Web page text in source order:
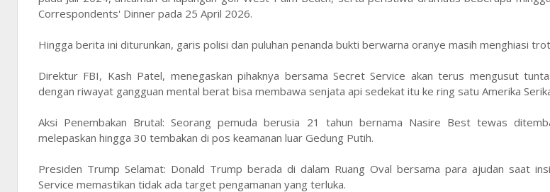
Correspondents' Dinner pada 25 April 2026.
Hingga berita ini diturunkan, garis polisi dan puluhan penanda bukti berwarna oranye masih menghiasi
Direktur FBI, Kash Patel, menegaskan pihaknya bersama Secret Service akan terus mengusut
dengan riwayat gangguan mental berat bisa membawa senjata api sedekat itu ke ring satu Amerika
Aksi Penembakan Brutal: Seorang pemuda berusia 21 tahun bernama Nasire Best tewas
melepaskan hingga 30 tembakan di pos keamanan luar Gedung Putih.
Presiden Trump Selamat: Donald Trump berada di dalam Ruang Oval bersama para ajudan saat
Service memastikan tidak ada target pengamanan yang terluka.